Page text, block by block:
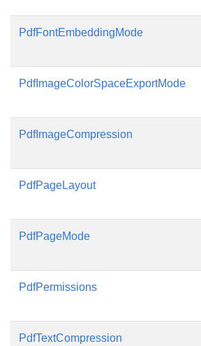
PdfFontEmbeddingMode
PdfImageColorSpaceExportMode
PdfImageCompression
PdfPageLayout
PdfPageMode
PdfPermissions
PdfTextCompression